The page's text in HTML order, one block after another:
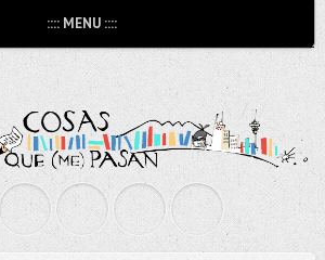
:::: MENU ::::